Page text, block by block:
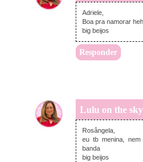
Adriele,
Boa pra namorar
big beijos
Responder
Lulu on the sky
Rosângela,
eu tb menina,
banda
big beijos